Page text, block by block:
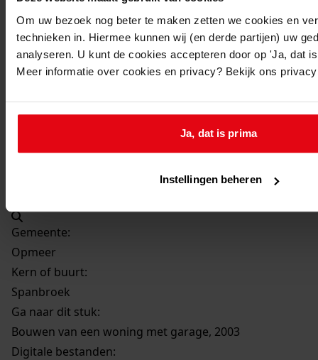
Om uw bezoek nog beter te maken zetten we cookies en
technieken in. Hiermee kunnen wij (en derde partijen) uw
analyseren. U kunt de cookies accepteren door op 'Ja, dat
Meer informatie over cookies en privacy? Bekijk ons
Ja, dat is prima
Instellingen beheren
Bouwen van een woning met garage
Datum vergunning:
26-6-2003
Gemeente:
Opmeer
Kern of buurt:
Spanbroek
Ga naar dit stuk:
Bouwen van een woning met garage, 2003
Digitale bestanden: